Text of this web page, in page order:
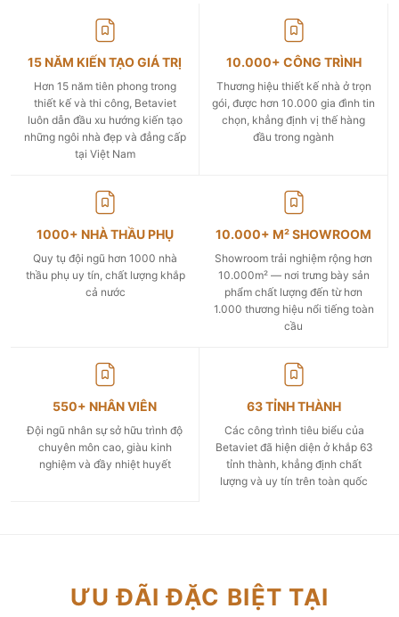
15 NĂM KIẾN TẠO GIÁ TRỊ
Hơn 15 năm tiên phong trong
thiết kế và thi công, Betaviet
luôn dẫn đầu xu hướng kiến tạo
những ngôi nhà đẹp và đẳng cấp
tại Việt Nam
10.000+ CÔNG TRÌNH
Thương hiệu thiết kế nhà ở trọn
gói, được hơn 10.000 gia đình tin
chọn, khẳng định vị thế hàng
đầu trong ngành
1000+ NHÀ THẦU PHỤ
Quy tụ đội ngũ hơn 1000 nhà
thầu phụ uy tín, chất lượng khắp
cả nước
10.000+ M² SHOWROOM
Showroom trải nghiệm rộng hơn
10.000m² — nơi trưng bày sản
phẩm chất lượng đến từ hơn
1.000 thương hiệu nổi tiếng toàn
cầu
550+ NHÂN VIÊN
Đội ngũ nhân sự sở hữu trình độ
chuyên môn cao, giàu kinh
nghiệm và đầy nhiệt huyết
63 TỈNH THÀNH
Các công trình tiêu biểu của
Betaviet đã hiện diện ở khắp 63
tỉnh thành, khẳng định chất
lượng và uy tín trên toàn quốc
ƯU ĐÃI ĐẶC BIỆT TẠI